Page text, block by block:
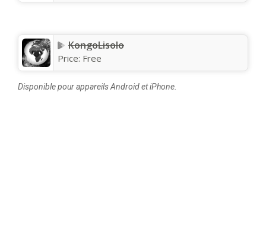
KongoLisolo
Price: Free
Disponible pour appareils Android et iPhone.